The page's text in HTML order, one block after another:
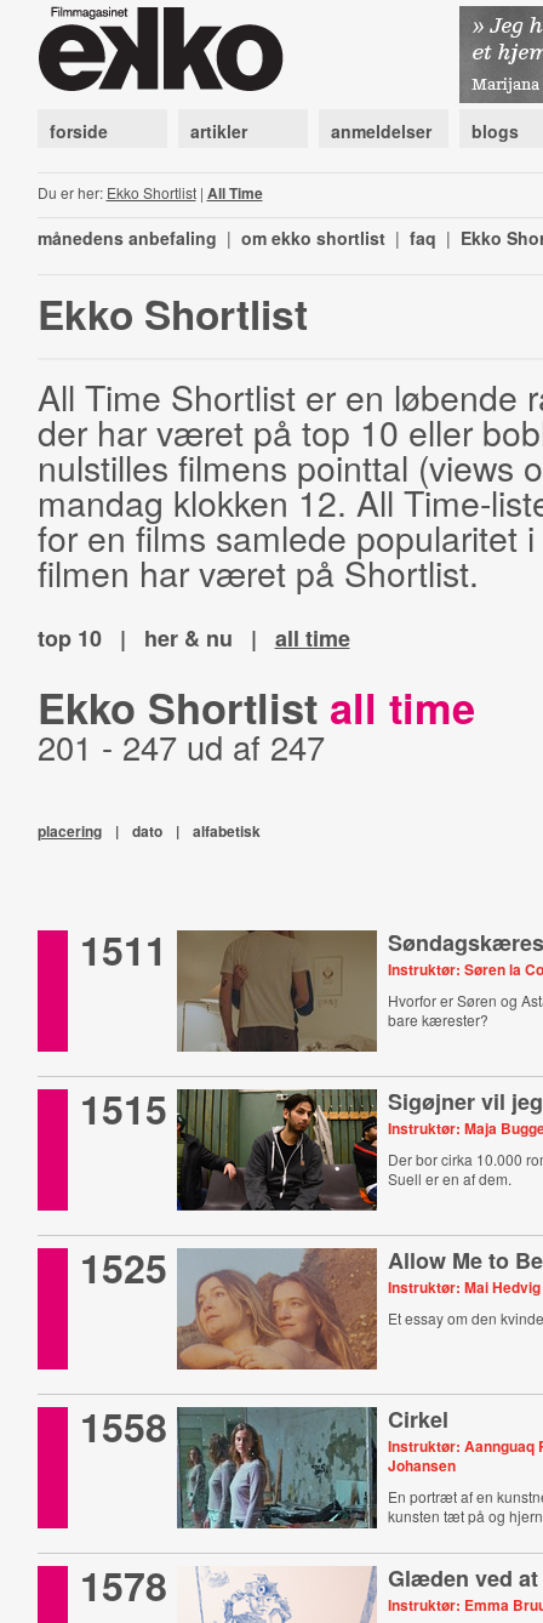
forside artikler anmeldelser blogs
Du er her: Ekko Shortlist| All Time
månedens anbefaling | om ekko shortlist | faq | Ekko
Ekko Shortlist
All Time Shortlist er en løbende
der har været på top 10 eller
nulstilles filmens pointtal (views
mandag klokken 12. All Time-
for en films samlede popularitet
filmen har været på Shortlist.
top 10 | her & nu | all time
Ekko Shortlist all time
201 - 247 ud af 247
placering | dato | alfabetisk
1511 Instruktør: Søren la
Hvorfor er Søren og
bare kærester?
1515 Sigøjner vil
Instruktør: Maja
Der bor cirka 10.000
Suell er en af dem.
1525 Allow Me to Be
Instruktør: Mai
Et essay om den
1558 Cirkel
Instruktør: Aannguaq
Johansen
En portræt af en
kunsten tæt på og
1578 Glæden ved
Instruktør: Emma